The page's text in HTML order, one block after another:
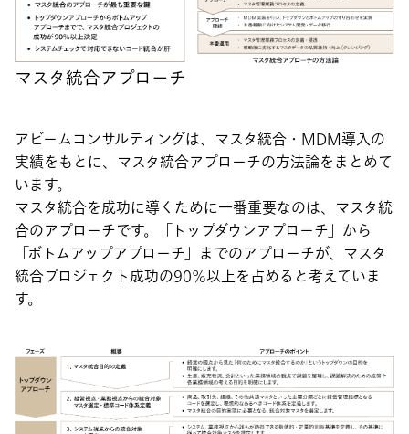
マスタ統合アプローチ
アビームコンサルティングは、マスタ統合・MDM導入の
実績をもとに、マスタ統合アプローチの方法論をまとめて
います。
マスタ統合を成功に導くために一番重要なのは、マスタ統
合のアプローチです。「トップダウンアプローチ」から
「ボトムアップアプローチ」までのアプローチが、マスタ
統合プロジェクト成功の90％以上を占めると考えていま
す。